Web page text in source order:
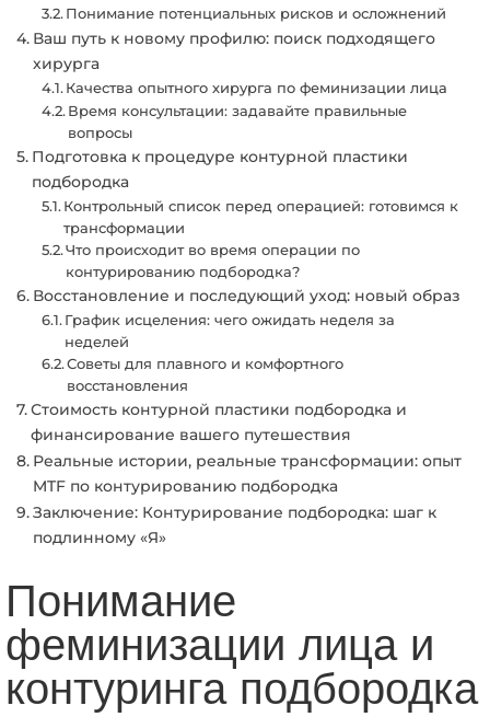
Понимание потенциальных рисков и осложнений
Ваш путь к новому профилю: поиск подходящего
хирурга
Качества опытного хирурга по феминизации лица
Время консультации: задавайте правильные
вопросы
Подготовка к процедуре контурной пластики
подбородка
Контрольный список перед операцией: готовимся к
трансформации
Что происходит во время операции по
контурированию подбородка?
Восстановление и последующий уход: новый образ
График исцеления: чего ожидать неделя за
неделей
Советы для плавного и комфортного
восстановления
Стоимость контурной пластики подбородка и
финансирование вашего путешествия
Реальные истории, реальные трансформации: опыт
MTF по контурированию подбородка
Заключение: Контурирование подбородка: шаг к
подлинному «Я»
Понимание
феминизации лица и
контуринга подбородка